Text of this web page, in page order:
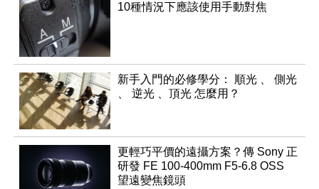
10種情況下應該使用手動對焦
新手入門的必修學分： 順光 、 側光
、 逆光 、頂光 怎麼用？
更輕巧平價的遠攝方案？傳 Sony 正
研發 FE 100-400mm F5-6.8 OSS
望遠變焦鏡頭